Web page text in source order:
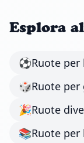
Esplora
⚽Ruote
🎲Ruote
🎉Ruote
📚Ruote per